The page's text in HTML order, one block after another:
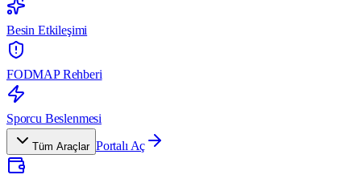
Besin Etkileşimi
FODMAP Rehberi
Sporcu Beslenmesi
Tüm Araçlar Portalı Aç